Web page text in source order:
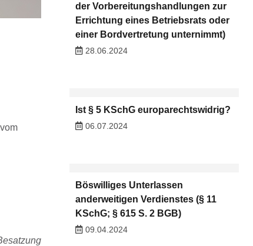
der Vorbereitungshandlungen zur
Errichtung eines Betriebsrats oder
einer Bordvertretung unternimmt)
28.06.2024
Ist § 5 KSchG europarechtswidrig?
06.07.2024
Böswilliges Unterlassen
anderweitigen Verdienstes (§ 11
KSchG; § 615 S. 2 BGB)
09.04.2024